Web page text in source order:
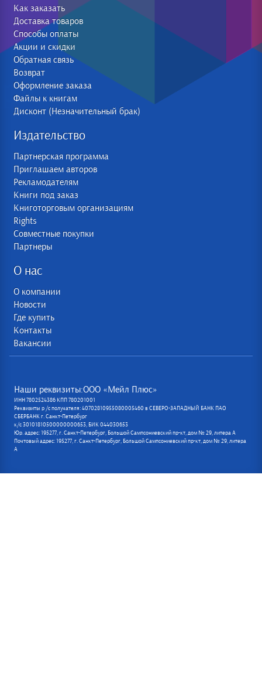
Как заказать
Доставка товаров
Способы оплаты
Акции и скидки
Обратная связь
Возврат
Оформление заказа
Файлы к книгам
Дисконт (Незначительный брак)
Издательство
Партнерская программа
Приглашаем авторов
Рекламодателям
Книги под заказ
Книготорговым организациям
Rights
Совместные покупки
Партнеры
О нас
О компании
Новости
Где купить
Контакты
Вакансии
Наши реквизиты:ООО «Мейл Плюс»
ИНН 7802524386 КПП 780201001
Реквизиты р /с получателя: 40702810955080005460 в СЕВЕРО-ЗАПАДНЫЙ БАНК ПАО
СБЕРБАНК г. Санкт-Петербург
к/с 30101810500000000653, БИК 044030653
Юр. адрес: 195277, г. Санкт-Петербург, Большой Сампсониевский пр-кт, дом № 29, литера А
Почтовый адрес: 195277, г. Санкт-Петербург, Большой Сампсониевский пр-кт, дом № 29, литера
А